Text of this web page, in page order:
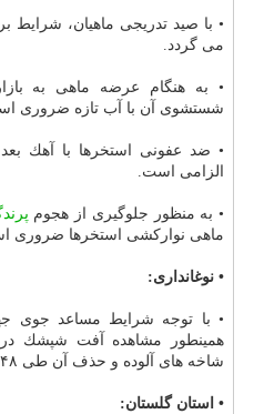
• با صید تدریجی ماهیان، شرایط
می گردد.
• به هنگام عرضه ماهی به
شستشوی آن با آب تازه ضروری
• ضد عفونی استخرها با آهك
الزامی است.
• به منظور جلوگیری از هجوم
ماهی نواركشی استخرها ضروری
• نوغانداری:
• با توجه شرایط مساعد جوی
همینطور مشاهده آفت شپشك در
شاخه های آلوده و حذف آن طی ۴۸ ساعت آینده اقدام شود. ////////////
• استان گلستان: